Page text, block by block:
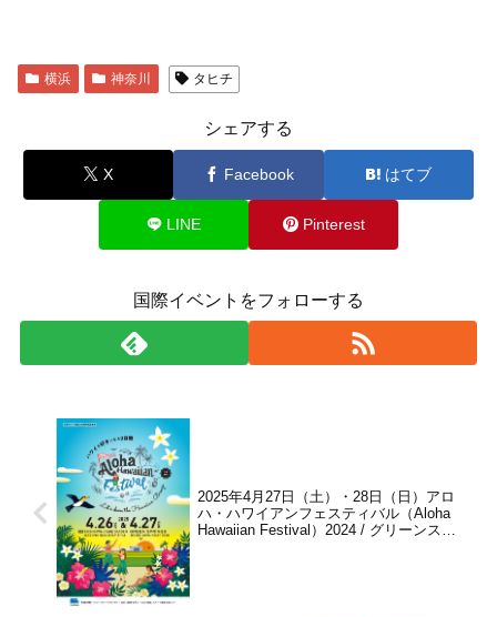
横浜 神奈川 タヒチ
シェアする
X Facebook はてブ
LINE Pinterest
国際イベントをフォローする
2025年4月27日（土）・28日（日）アロ
ハ・ハワイアンフェスティバル（Aloha
Hawaiian Festival）2024 / グリーンスプ